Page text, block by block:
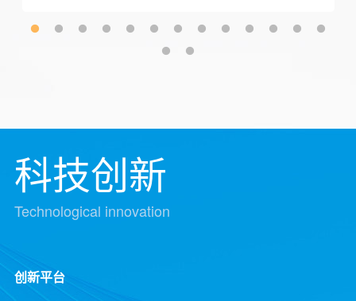
科技创新
Technological innovation
创新平台